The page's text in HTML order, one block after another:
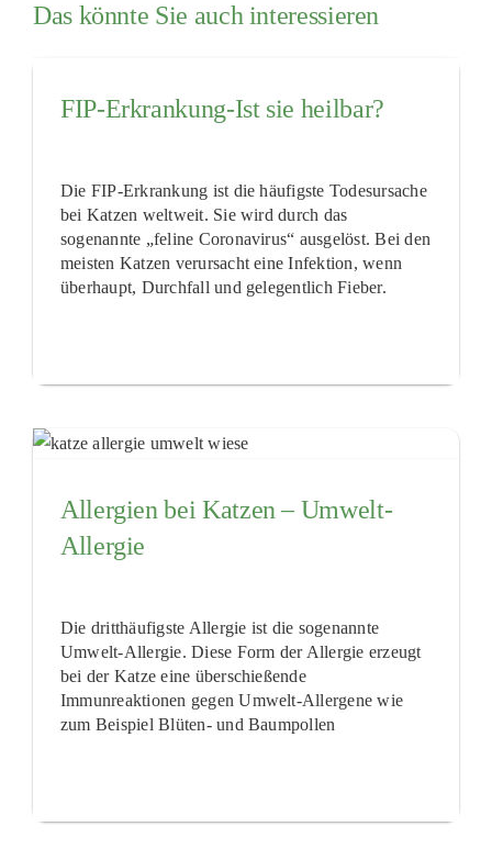
Das könnte Sie auch interessieren
FIP-Erkrankung-Ist sie heilbar?
Die FIP-Erkrankung ist die häufigste Todesursache
bei Katzen weltweit. Sie wird durch das
sogenannte „feline Coronavirus“ ausgelöst. Bei den
meisten Katzen verursacht eine Infektion, wenn
überhaupt, Durchfall und gelegentlich Fieber.
Allergien bei Katzen – Umwelt-
Allergie
Die dritthäufigste Allergie ist die sogenannte
Umwelt-Allergie. Diese Form der Allergie erzeugt
bei der Katze eine überschießende
Immunreaktionen gegen Umwelt-Allergene wie
zum Beispiel Blüten- und Baumpollen